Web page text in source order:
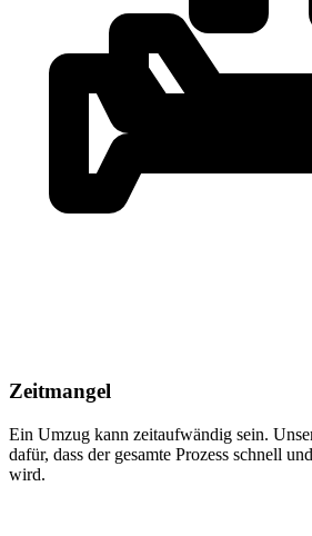
Zeitmangel
Ein Umzug kann zeitaufwändig sein.
dafür, dass der gesamte Prozess schnell
wird.